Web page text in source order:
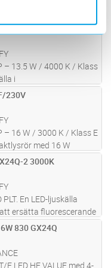
för uppgradering av
inom allmänbelysning.
på 13.5 W och
K uppfyl
230V
– 13.5 W / 4000 K / Klass
i
idealisk för
13.5 W
4000 K färgtemperatur
mer
230V
– 16 W / 3000 K / Klass E
med 16 W
varmvit färgtemperatur
belysningskrav inom
att
2 3000K
En LED-ljuskälla
ersätta fluorescerande
samt andra armaturer
följer RoHS-direktivet.
mer
830 GX24Q
E LED HF VALUE med 4-